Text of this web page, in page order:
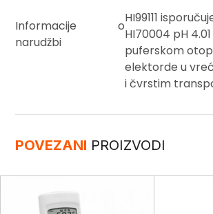
Informacije o
narudžbi
HI99111
HI70004 pH
puferskom
elektorde u
i čvrstim
POVEZANI PROIZVODI